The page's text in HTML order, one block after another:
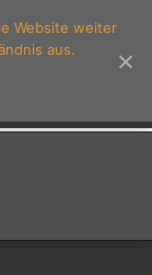
Website weiter
aus.